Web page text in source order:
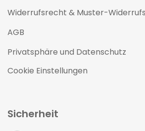
Widerrufsrecht & Muster-
AGB
Privatsphäre und Datenschutz
Cookie Einstellungen
Sicherheit